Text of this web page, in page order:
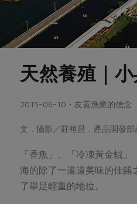
天然養殖｜
2015-06-10・友善漁業的信念
文．攝影／莊桓昌．產品開發部
「香魚」、「冷凍黃金蜆
海的除了一道道美味的佳餚
了舉足輕重的地位。